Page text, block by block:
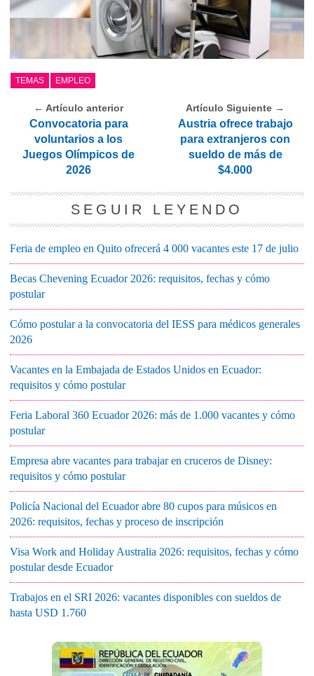
TEMAS EMPLEO
← Artículo anterior
Convocatoria para
voluntarios a los
Juegos Olímpicos de
2026
Artículo Siguiente →
Austria ofrece trabajo
para extranjeros con
sueldo de más de
$4.000
SEGUIR LEYENDO
Feria de empleo en Quito ofrecerá 4 000 vacantes este 17 de julio
Becas Chevening Ecuador 2026: requisitos, fechas y cómo
postular
Cómo postular a la convocatoria del IESS para médicos generales
2026
Vacantes en la Embajada de Estados Unidos en Ecuador:
requisitos y cómo postular
Feria Laboral 360 Ecuador 2026: más de 1.000 vacantes y cómo
postular
Empresa abre vacantes para trabajar en cruceros de Disney:
requisitos y cómo postular
Policía Nacional del Ecuador abre 80 cupos para músicos en
2026: requisitos, fechas y proceso de inscripción
Visa Work and Holiday Australia 2026: requisitos, fechas y cómo
postular desde Ecuador
Trabajos en el SRI 2026: vacantes disponibles con sueldos de
hasta USD 1.760